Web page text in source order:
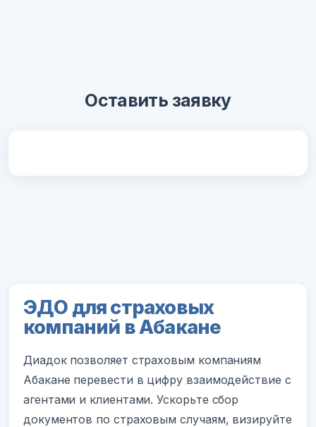
Оставить заявку
ЭДО для страховых
компаний в Абакане
Диадок позволяет страховым компаниям
Абакане перевести в цифру взаимодействие с
агентами и клиентами. Ускорьте сбор
документов по страховым случаям, визируйте